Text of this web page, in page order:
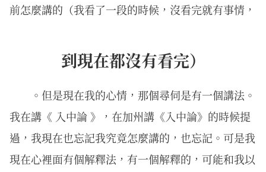
前怎麼講的（我看了一段的時候，沒看完就有事情，
到現在都沒有看完）
。但是現在我的心情，那個尋伺是有一個講法。
我在講《 入中論 》，在加州講《入中論》的時候提
過，我現在也忘記我究竟怎麼講的，也忘記。可是我
現在心裡面有個解釋法，有一個解釋的，可能和我以